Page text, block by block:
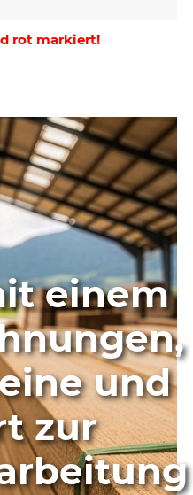
rot markiert!
einem
und
zur